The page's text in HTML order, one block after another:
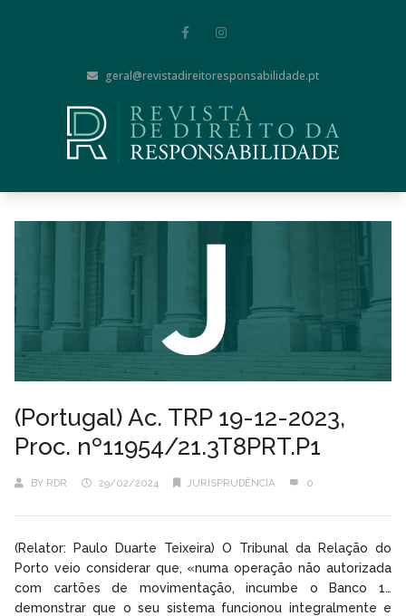
geral@revistadireitoresponsabilidade.pt
(Portugal) Ac. TRP 19-12-2023,
Proc. nº11954/21.3T8PRT.P1
BY RDR 29/02/2024 JURISPRUDÊNCIA 0
(Relator: Paulo Duarte Teixeira) O Tribunal da Relação do
Porto veio considerar que, «numa operação não autorizada
com cartões de movimentação, incumbe o Banco 1…
demonstrar que o seu sistema funcionou integralmente e